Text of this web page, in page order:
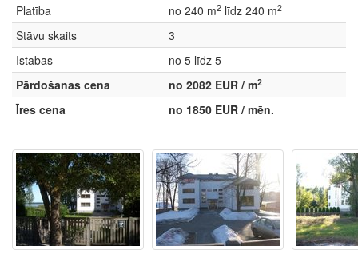
Platība
no 240 m2 līdz 240 m2
Stāvu skaits
3
Istabas
no 5 līdz 5
Pārdošanas cena
no 2082 EUR / m2
Īres cena no 1850 EUR / mēn.